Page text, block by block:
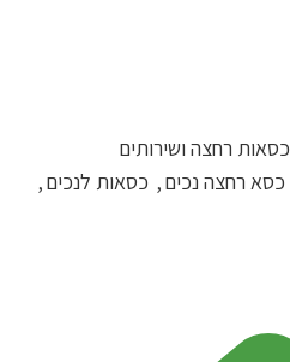
כסאות רחצה ושירותים
כסא רחצה נכים, כסאות לנכים,